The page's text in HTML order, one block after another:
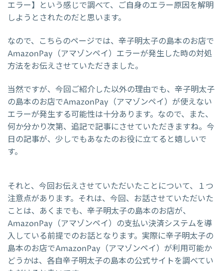
エラー】という感じで調べて、ご自身のエラー原因を解明
しようとされたのだと思います。
なので、こちらのページでは、辛子明太子の島本のお店で
AmazonPay（アマゾンペイ）エラーが発生した時の対処
方法をお伝えさせていただきました。
当然ですが、今回ご紹介した以外の理由でも、辛子明太子
の島本のお店でAmazonPay（アマゾンペイ）が使えない
エラーが発生する可能性は十分あります。なので、また、
何か分かり次第、追記で記事にさせていただきますね。今
日の記事が、少しでもあなたのお役に立てると嬉しいで
す。
それと、今回お伝えさせていただいたことについて、１つ
注意点があります。それは、今回、お話させていただいた
ことは、あくまでも、辛子明太子の島本のお店が、
AmazonPay（アマゾンペイ）の支払い決済システムを導
入している前提でのお話となります。実際に辛子明太子の
島本のお店でAmazonPay（アマゾンペイ）が利用可能か
どうかは、各自辛子明太子の島本の公式サイトを調べてい